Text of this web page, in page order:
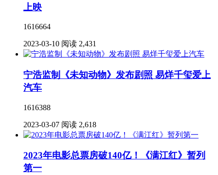
上映
1616664
2023-03-10 阅读 2,431
宁浩监制《未知动物》发布剧照 易烊千玺爱上
汽车
1616388
2023-03-07 阅读 2,618
2023年电影总票房破140亿！《满江红》暂列
第一